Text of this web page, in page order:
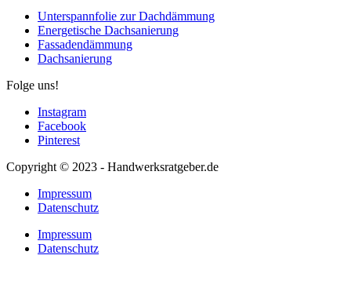
Unterspannfolie zur Dachdämmung
Energetische Dachsanierung
Fassadendämmung
Dachsanierung
Folge uns!
Instagram
Facebook
Pinterest
Copyright © 2023 - Handwerksratgeber.de
Impressum
Datenschutz
Impressum
Datenschutz